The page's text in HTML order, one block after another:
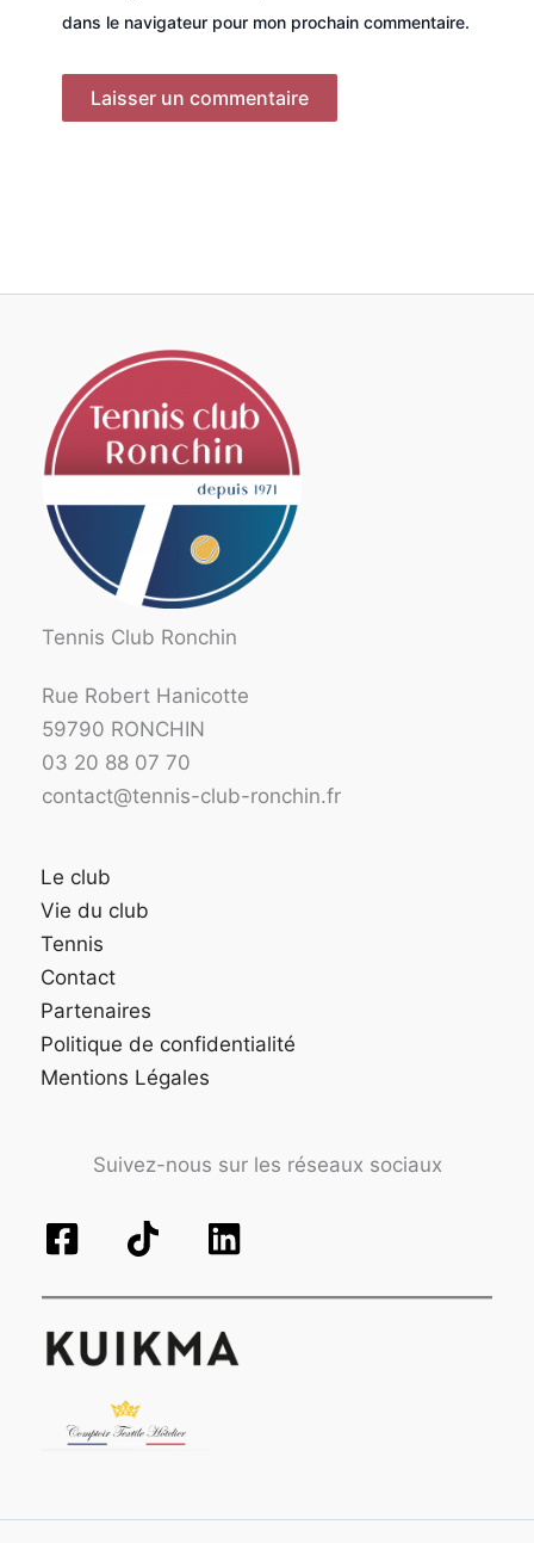
dans le navigateur pour mon prochain commentaire.
Tennis Club Ronchin
Rue Robert Hanicotte
59790 RONCHIN
03 20 88 07 70
contact@tennis-club-ronchin.fr
Le club
Vie du club
Tennis
Contact
Partenaires
Politique de confidentialité
Mentions Légales
Suivez-nous sur les réseaux sociaux